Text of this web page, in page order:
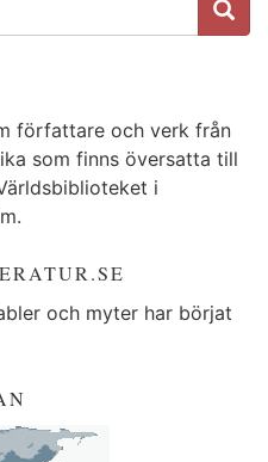
författare och verk från
som finns översatta till
i
och myter har börjat